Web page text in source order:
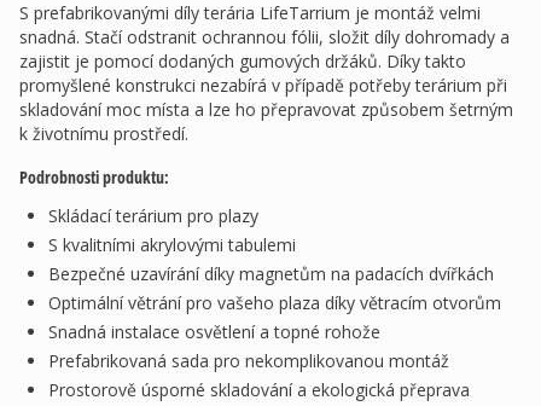
S prefabrikovanými díly terária LifeTarrium je montáž velmi
snadná. Stačí odstranit ochrannou fólii, složit díly dohromady a
zajistit je pomocí dodaných gumových držáků. Díky takto
promyšlené konstrukci nezabírá v případě potřeby terárium při
skladování moc místa a lze ho přepravovat způsobem šetrným
k životnímu prostředí.
Podrobnosti produktu:
Skládací terárium pro plazy
S kvalitními akrylovými tabulemi
Bezpečné uzavírání díky magnetům na padacích dvířkách
Optimální větrání pro vašeho plaza díky větracím otvorům
Snadná instalace osvětlení a topné rohože
Prefabrikovaná sada pro nekomplikovanou montáž
Prostorově úsporné skladování a ekologická přeprava